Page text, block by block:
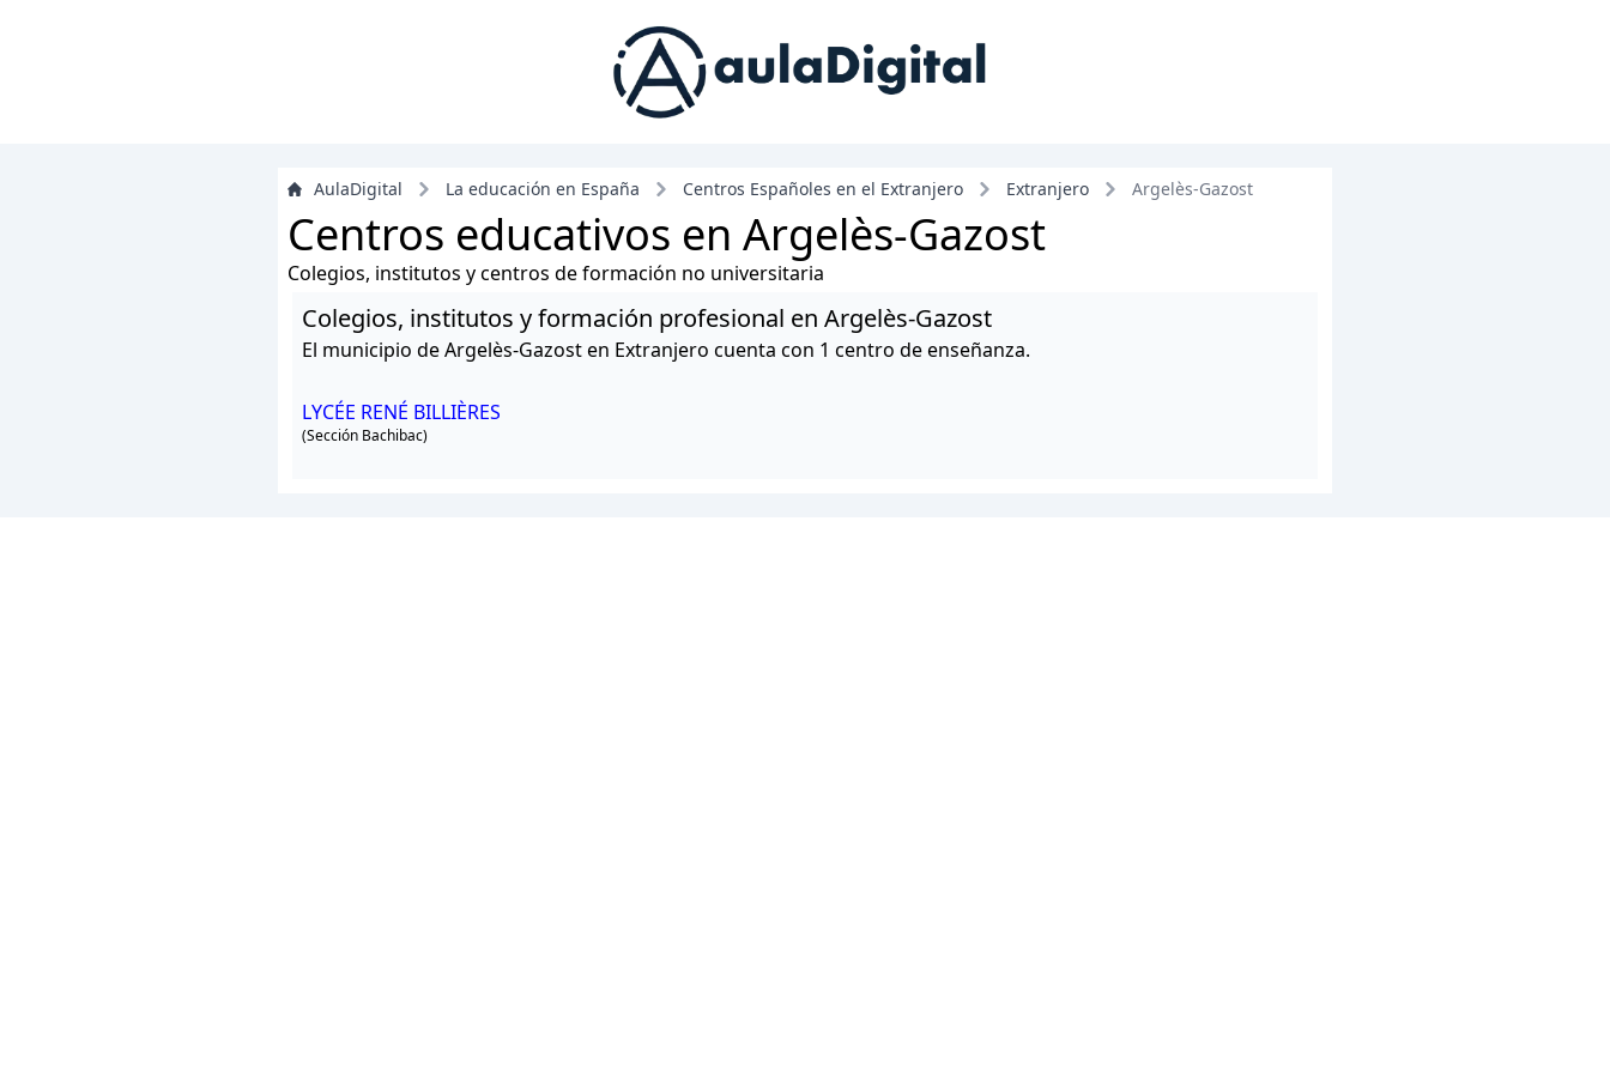
AulaDigital La educación en España Centros Españoles en el Extranjero Extranjero Argelès-Gazost
Centros educativos en Argelès-Gazost
Colegios, institutos y centros de formación no universitaria
Colegios, institutos y formación profesional en Argelès-Gazost
El municipio de Argelès-Gazost en Extranjero cuenta con 1 centro de enseñanza.
LYCÉE RENÉ BILLIÈRES
(Sección Bachibac)